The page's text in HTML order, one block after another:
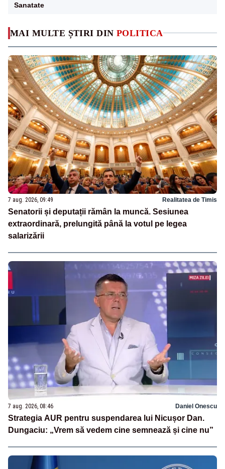
MAI MULTE ȘTIRI DIN POLITICA
7 aug. 2026, 09:49 Realitatea de Timis
Senatorii și deputații rămân la muncă. Sesiunea
extraordinară, prelungită până la votul pe legea
salarizării
7 aug. 2026, 08:46 Daniel Onescu
Strategia AUR pentru suspendarea lui Nicușor Dan.
Dungaciu: „Vrem să vedem cine semnează și cine nu”
Sanatate